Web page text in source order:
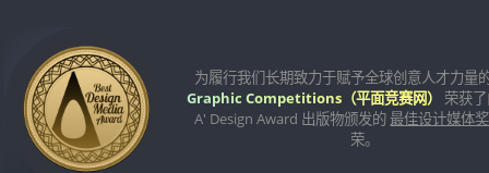
为履行我们长期致力于赋予全球创意人才力量
Graphic Competitions（平面竞赛网）
荣获
A' Design Award 出版物颁发的最佳设计媒体奖
荣。